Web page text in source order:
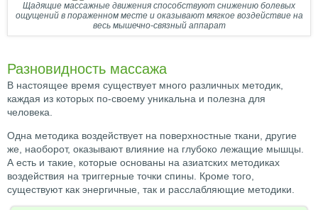
Щадящие массажные движения способствуют снижению болевых
ощущений в пораженном месте и оказывают мягкое воздействие на
весь мышечно-связный аппарат
Разновидность массажа
В настоящее время существует много различных методик,
каждая из которых по-своему уникальна и полезна для
человека.
Одна методика воздействует на поверхностные ткани, другие
же, наоборот, оказывают влияние на глубоко лежащие мышцы.
А есть и такие, которые основаны на азиатских методиках
воздействия на триггерные точки спины. Кроме того,
существуют как энергичные, так и расслабляющие методики.